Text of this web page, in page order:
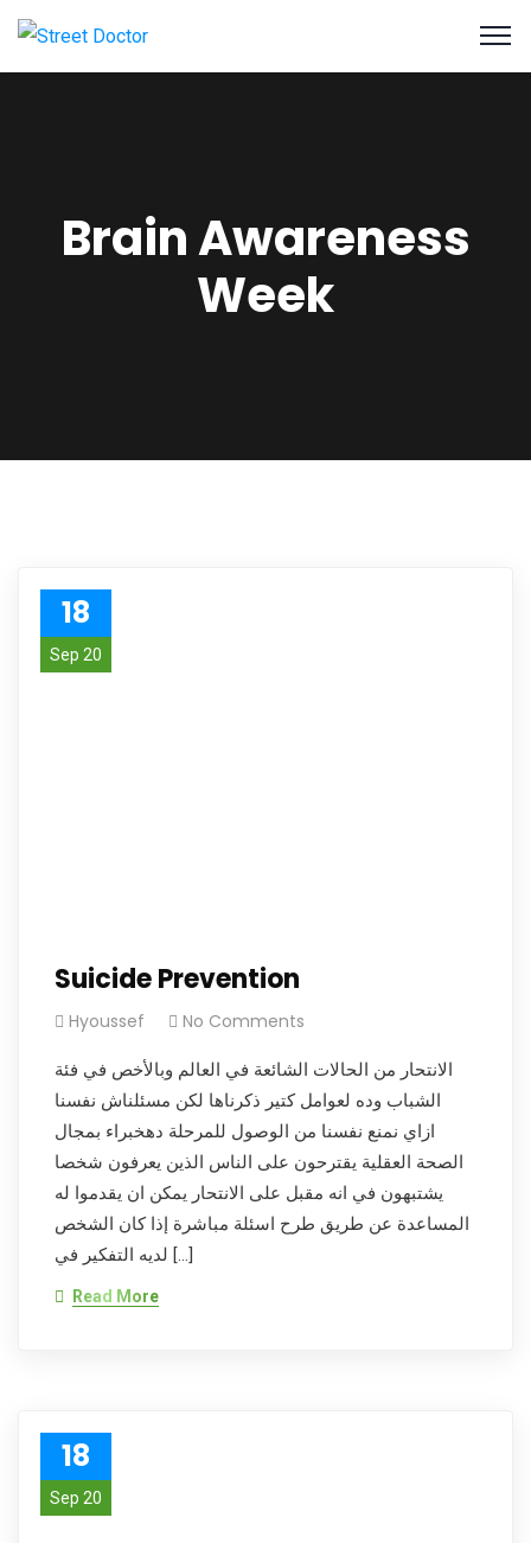
Brain Awareness
Week
18
Sep 20
Suicide Prevention
Hyoussef No Comments
الانتحار من الحالات الشائعة في العالم وبالأخص في فئة
الشباب وده لعوامل كتير ذكرناها لكن مسئلناش نفسنا
ازاي نمنع نفسنا من الوصول للمرحلة دهخبراء بمجال
الصحة العقلية يقترحون على الناس الذين يعرفون شخصا
يشتبهون في انه مقبل على الانتحار يمكن ان يقدموا له
المساعدة عن طريق طرح اسئلة مباشرة إذا كان الشخص
لديه التفكير في […]
Read More
18
Sep 20